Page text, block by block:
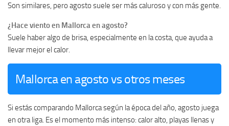
Son similares, pero agosto suele ser más caluroso y con más gente.
¿Hace viento en Mallorca en agosto?
Suele haber algo de brisa, especialmente en la costa, que ayuda a
llevar mejor el calor.
Mallorca en agosto vs otros meses
Si estás comparando Mallorca según la época del año, agosto juega
en otra liga. Es el momento más intenso: calor alto, playas llenas y